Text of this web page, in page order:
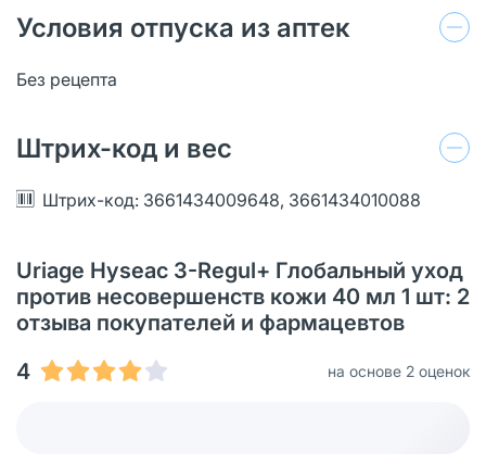
Условия отпуска из аптек
Без рецепта
Штрих-код и вес
Штрих-код: 3661434009648, 3661434010088
Uriage Hyseac 3-Regul+ Глобальный уход
против несовершенств кожи 40 мл 1 шт: 2
отзыва покупателей и фармацевтов
4
на основе 2 оценок